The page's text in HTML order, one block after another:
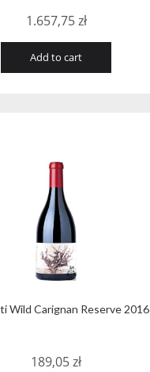
1.657,75zł
Add to cart
Wild Carignan Reserve 2016
189,05zł